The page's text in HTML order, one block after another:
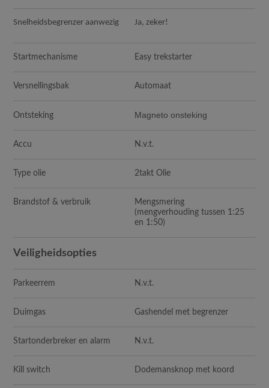
Snelheidsbegrenzer aanwezig Ja, zeker!
Startmechanisme Easy trekstarter
Versnellingsbak Automaat
Ontsteking Magneto onsteking
Accu N.v.t.
Type olie 2takt Olie
Brandstof & verbruik
Mengsmering
(mengverhouding tussen 1:25
en 1:50)
Veiligheidsopties
Parkeerrem N.v.t.
Duimgas Gashendel met begrenzer
Startonderbreker en alarm N.v.t.
Kill switch Dodemansknop met koord